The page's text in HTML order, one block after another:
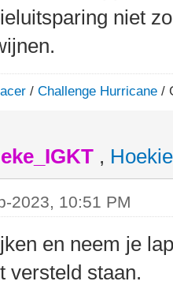
niet
/Challenge Hurricane /
, Hoekie
2023, 10:51 PM
en neem je
versteld staan.